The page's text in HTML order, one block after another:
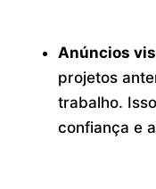
Anúncios
projetos
trabalho.
confiança e